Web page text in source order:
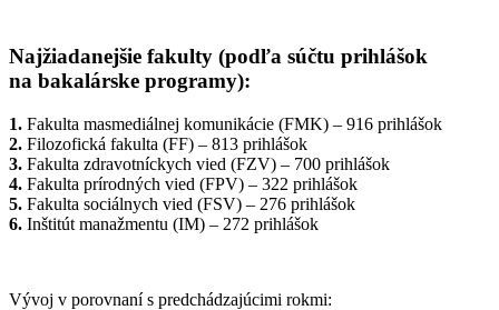
Najžiadanejšie fakulty (podľa súčtu prihlášok
na bakalárske programy):
1. Fakulta masmediálnej komunikácie (FMK) – 916 prihlášok
2. Filozofická fakulta (FF) – 813 prihlášok
3. Fakulta zdravotníckych vied (FZV) – 700 prihlášok
4. Fakulta prírodných vied (FPV) – 322 prihlášok
5. Fakulta sociálnych vied (FSV) – 276 prihlášok
6. Inštitút manažmentu (IM) – 272 prihlášok
Vývoj v porovnaní s predchádzajúcimi rokmi: